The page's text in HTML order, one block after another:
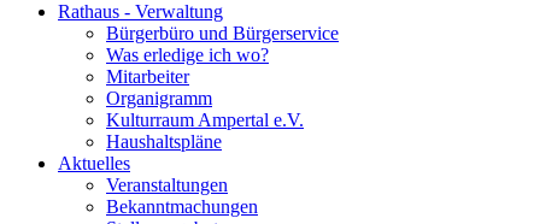
Rathaus - Verwaltung
Bürgerbüro und Bürgerservice
Was erledige ich wo?
Mitarbeiter
Organigramm
Kulturraum Ampertal e.V.
Haushaltspläne
Aktuelles
Veranstaltungen
Bekanntmachungen